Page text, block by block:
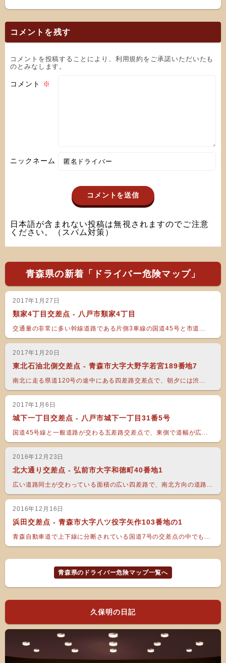
コメントを残す
コメントを投稿することにより、利用規約をご承諾いただいたも
のとみなします。
コメント ※
ニックネーム
日本語が含まれない投稿は無視されますのでご注意
ください。（スパム対策）
青森県の新着「ドライバー危険マップ」
2017年1月27日
類家4丁目交差点 - 八戸市類家4丁目
交通量の非常に多い幹線道路である片側3車線の国道45号と市道...
2017年1月20日
東北石油北側交差点 - 青森市大字大野字若宮189番地7
南北に走る県道120号の途中にある四差路交差点で、朝夕には渋...
2017年1月6日
城下一丁目交差点 - 八戸市城下一丁目31番5号
国道45号線と一般道路が交わる五差路交差点で、東側で道幅が広...
2016年12月23日
北大通り交差点 - 弘前市大字和徳町40番地1
広い道路同士が交わっている面積の広い四差路で、南北方向の道路...
2016年12月16日
浜田交差点 - 青森市大字八ツ役字矢作103番地の1
青森自動車道で上下線に分断されている国道7号の交差点の中でも...
青森県のドライバー危険マップ一覧へ
久保明の日記